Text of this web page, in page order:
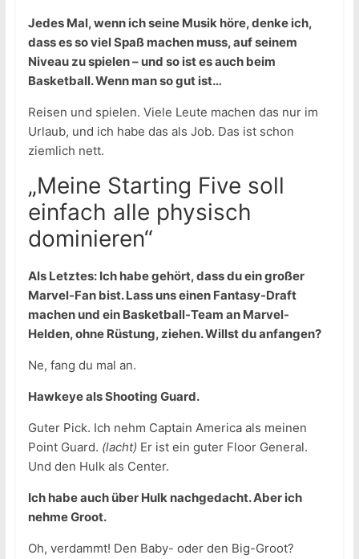
Jedes Mal, wenn ich seine Musik höre, denke ich,
dass es so viel Spaß machen muss, auf seinem
Niveau zu spielen – und so ist es auch beim
Basketball. Wenn man so gut ist…
Reisen und spielen. Viele Leute machen das nur im
Urlaub, und ich habe das als Job. Das ist schon
ziemlich nett.
„Meine Starting Five soll
einfach alle physisch
dominieren“
Als Letztes: Ich habe gehört, dass du ein großer
Marvel-Fan bist. Lass uns einen Fantasy-Draft
machen und ein Basketball-Team an Marvel-
Helden, ohne Rüstung, ziehen. Willst du anfangen?
Ne, fang du mal an.
Hawkeye als Shooting Guard.
Guter Pick. Ich nehm Captain America als meinen
Point Guard. (lacht) Er ist ein guter Floor General.
Und den Hulk als Center.
Ich habe auch über Hulk nachgedacht. Aber ich
nehme Groot.
Oh, verdammt! Den Baby- oder den Big-Groot?